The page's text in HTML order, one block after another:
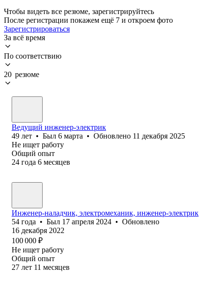
Чтобы видеть все резюме, зарегистрируйтесь
После регистрации покажем ещё 7 и откроем фото
Зарегистрироваться
За всё время
По соответствию
20 резюме
Ведущий инженер-электрик
49 лет • Был 6 марта • Обновлено 11 декабря 2025
Не ищет работу
Общий опыт
24 года 6 месяцев
Инженер-наладчик, электромеханик, инженер-электрик
54 года • Был 17 апреля 2024 • Обновлено
16 декабря 2022
100 000 ₽
Не ищет работу
Общий опыт
27 лет 11 месяцев